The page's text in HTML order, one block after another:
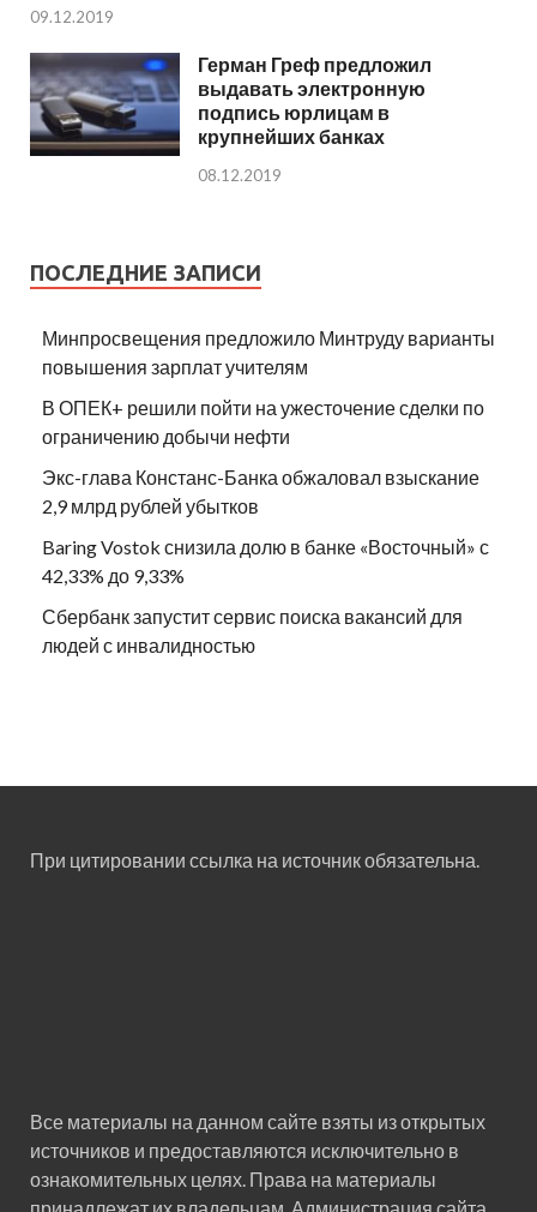
09.12.2019
Герман Греф предложил
выдавать электронную
подпись юрлицам в
крупнейших банках
08.12.2019
ПОСЛЕДНИЕ ЗАПИСИ
Минпросвещения предложило Минтруду варианты
повышения зарплат учителям
В ОПЕК+ решили пойти на ужесточение сделки по
ограничению добычи нефти
Экс-глава Констанс-Банка обжаловал взыскание
2,9 млрд рублей убытков
Baring Vostok снизила долю в банке «Восточный» с
42,33% до 9,33%
Сбербанк запустит сервис поиска вакансий для
людей с инвалидностью
При цитировании ссылка на источник обязательна.
Все материалы на данном сайте взяты из открытых
источников и предоставляются исключительно в
ознакомительных целях. Права на материалы
принадлежат их владельцам. Администрация сайта